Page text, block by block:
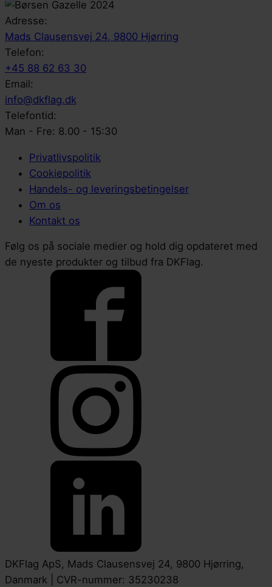
Adresse:
Mads Clausensvej 24, 9800 Hjørring
Telefon:
+45 88 62 63 30
Email:
info@dkflag.dk
Telefontid:
Man - Fre: 8.00 - 15:30
Privatlivspolitik
Cookiepolitik
Handels- og leveringsbetingelser
Om os
Kontakt os
Følg os på sociale medier og hold dig opdateret med
de nyeste produkter og tilbud fra DKFlag.
DKFlag ApS, Mads Clausensvej 24, 9800 Hjørring,
Danmark | CVR-nummer: 35230238